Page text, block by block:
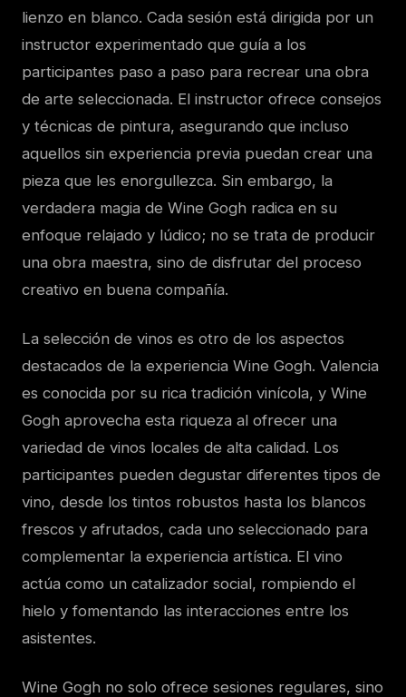
lienzo en blanco. Cada sesión está dirigida por un
instructor experimentado que guía a los
participantes paso a paso para recrear una obra
de arte seleccionada. El instructor ofrece consejos
y técnicas de pintura, asegurando que incluso
aquellos sin experiencia previa puedan crear una
pieza que les enorgullezca. Sin embargo, la
verdadera magia de Wine Gogh radica en su
enfoque relajado y lúdico; no se trata de producir
una obra maestra, sino de disfrutar del proceso
creativo en buena compañía.
La selección de vinos es otro de los aspectos
destacados de la experiencia Wine Gogh. Valencia
es conocida por su rica tradición vinícola, y Wine
Gogh aprovecha esta riqueza al ofrecer una
variedad de vinos locales de alta calidad. Los
participantes pueden degustar diferentes tipos de
vino, desde los tintos robustos hasta los blancos
frescos y afrutados, cada uno seleccionado para
complementar la experiencia artística. El vino
actúa como un catalizador social, rompiendo el
hielo y fomentando las interacciones entre los
asistentes.
Wine Gogh no solo ofrece sesiones regulares, sino